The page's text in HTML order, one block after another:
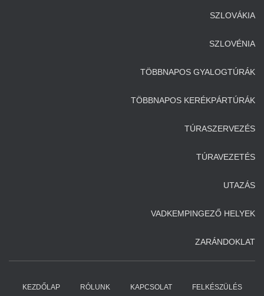
SZLOVÁKIA
SZLOVÉNIA
TÖBBNAPOS GYALOGTÚRÁK
TÖBBNAPOS KERÉKPÁRTÚRÁK
TÚRASZERVEZÉS
TÚRAVEZETÉS
UTAZÁS
VADKEMPINGEZŐ HELYEK
ZARÁNDOKLAT
KEZDŐLAP RÓLUNK KAPCSOLAT FELKÉSZÜLÉS